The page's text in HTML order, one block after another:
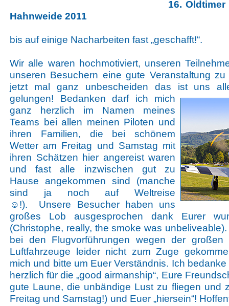
16.
Hahnweide 2011
bis auf einige Nacharbeiten fast „geschafft!“.
Wir alle waren hochmotiviert, unseren
unseren Besuchern eine gute Veranstaltung
jetzt mal ganz unbescheiden das ist uns
gelungen! Bedanken darf ich mich
ganz herzlich im Namen meines
Teams bei allen meinen Piloten und
ihren Familien, die bei schönem
Wetter am Freitag und Samstag mit
ihren Schätzen hier angereist waren
und fast alle inzwischen gut zu
Hause angekommen sind (manche
sind ja noch auf Weltreise
☺!). Unsere Besucher haben uns
großes Lob ausgesprochen dank Eurer
(Christophe, really, the smoke was
bei den Flugvorführungen wegen der großen
Luftfahrzeuge leider nicht zum Zuge
mich und bitte um Euer Verständnis. Ich
herzlich für die „good airmanship“, Eure
gute Laune, die unbändige Lust zu fliegen und
Freitag und Samstag!) und Euer „hiersein“!